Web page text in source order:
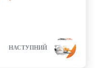
НАСТУПНИЙ